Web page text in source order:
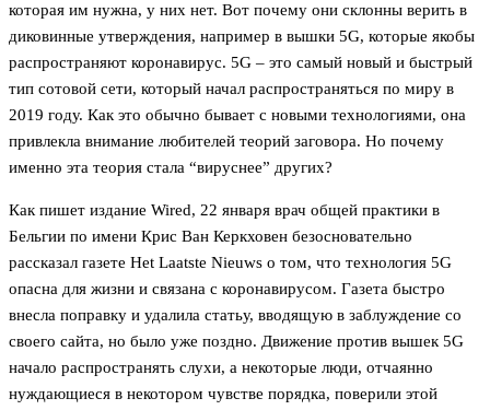
которая им нужна, у них нет. Вот почему они склонны верить в
диковинные утверждения, например в вышки 5G, которые якобы
распространяют коронавирус. 5G – это самый новый и быстрый
тип сотовой сети, который начал распространяться по миру в
2019 году. Как это обычно бывает с новыми технологиями, она
привлекла внимание любителей теорий заговора. Но почему
именно эта теория стала “вируснее” других?
Как пишет издание Wired, 22 января врач общей практики в
Бельгии по имени Крис Ван Керкховен безосновательно
рассказал газете Het Laatste Nieuws о том, что технология 5G
опасна для жизни и связана с коронавирусом. Газета быстро
внесла поправку и удалила статьу, вводящую в заблуждение со
своего сайта, но было уже поздно. Движение против вышек 5G
начало распространять слухи, а некоторые люди, отчаянно
нуждающиеся в некотором чувстве порядка, поверили этой